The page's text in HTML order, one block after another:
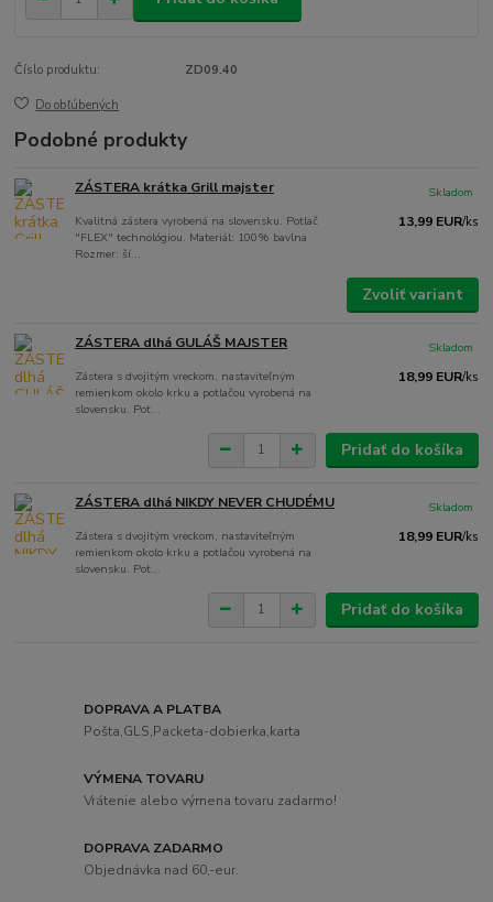
Číslo produktu: ZD09.40
Do obľúbených
Podobné produkty
ZÁSTERA krátka Grill majster
Kvalitná zástera vyrobená na slovensku. Potlač
"FLEX" technológiou. Materiál: 100% bavlna
Rozmer: ší...
13,99 EUR/ks
Skladom
Zvoliť variant
ZÁSTERA dlhá GULÁŠ MAJSTER
Zástera s dvojitým vreckom, nastaviteľným
remienkom okolo krku a potlačou vyrobená na
slovensku. Pot...
18,99 EUR/ks
Skladom
Pridať do košíka
ZÁSTERA dlhá NIKDY NEVER CHUDÉMU
Zástera s dvojitým vreckom, nastaviteľným
remienkom okolo krku a potlačou vyrobená na
slovensku. Pot...
18,99 EUR/ks
Skladom
Pridať do košíka
DOPRAVA A PLATBA
Pošta,GLS,Packeta-dobierka,karta
VÝMENA TOVARU
Vrátenie alebo výmena tovaru zadarmo!
DOPRAVA ZADARMO
Objednávka nad 60,-eur.